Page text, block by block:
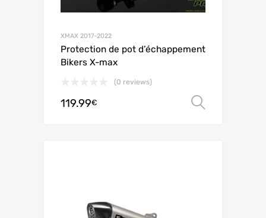
XMAX 2017-2022
Protection de pot d’échappement
Bikers X-max
(0 reviews)
119.99€